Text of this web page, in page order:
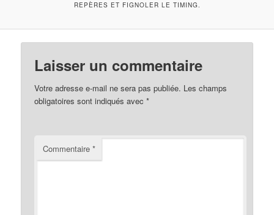
REPÈRES ET FIGNOLER LE TIMING.
Laisser un commentaire
Votre adresse e-mail ne sera pas publiée. Les champs
obligatoires sont indiqués avec*
Commentaire*